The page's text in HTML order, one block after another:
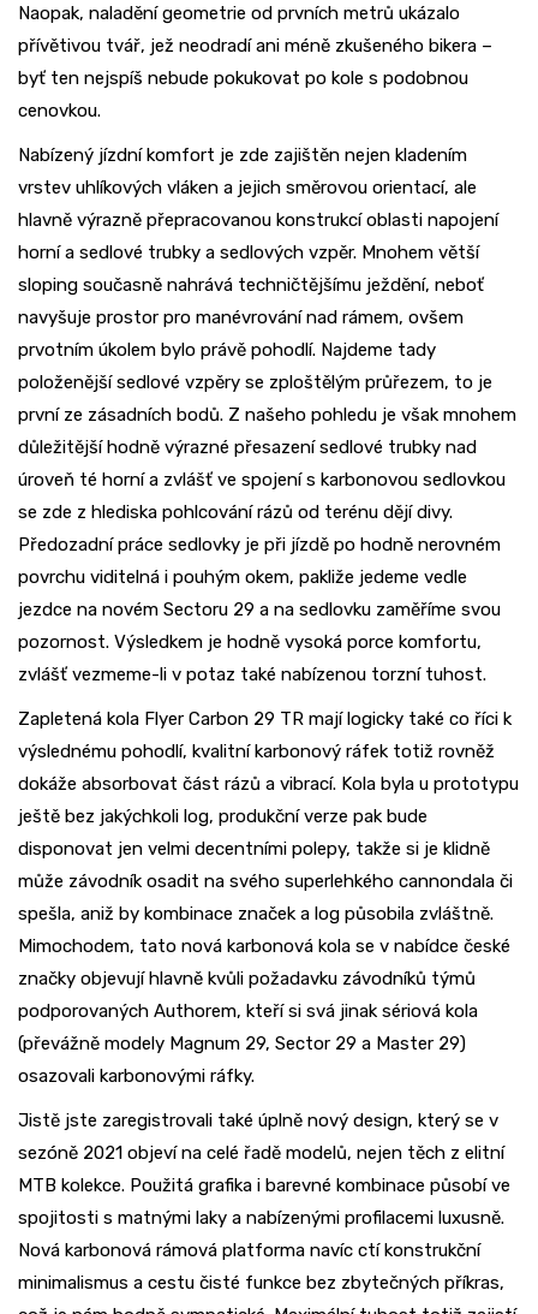
Naopak, naladění geometrie od prvních metrů ukázalo
přívětivou tvář, jež neodradí ani méně zkušeného bikera –
byť ten nejspíš nebude pokukovat po kole s podobnou
cenovkou.
Nabízený jízdní komfort je zde zajištěn nejen kladením
vrstev uhlíkových vláken a jejich směrovou orientací, ale
hlavně výrazně přepracovanou konstrukcí oblasti napojení
horní a sedlové trubky a sedlových vzpěr. Mnohem větší
sloping současně nahrává techničtějšímu ježdění, neboť
navyšuje prostor pro manévrování nad rámem, ovšem
prvotním úkolem bylo právě pohodlí. Najdeme tady
položenější sedlové vzpěry se zploštělým průřezem, to je
první ze zásadních bodů. Z našeho pohledu je však mnohem
důležitější hodně výrazné přesazení sedlové trubky nad
úroveň té horní a zvlášť ve spojení s karbonovou sedlovkou
se zde z hlediska pohlcování rázů od terénu dějí divy.
Předozadní práce sedlovky je při jízdě po hodně nerovném
povrchu viditelná i pouhým okem, pakliže jedeme vedle
jezdce na novém Sectoru 29 a na sedlovku zaměříme svou
pozornost. Výsledkem je hodně vysoká porce komfortu,
zvlášť vezmeme-li v potaz také nabízenou torzní tuhost.
Zapletená kola Flyer Carbon 29 TR mají logicky také co říci k
výslednému pohodlí, kvalitní karbonový ráfek totiž rovněž
dokáže absorbovat část rázů a vibrací. Kola byla u prototypu
ještě bez jakýchkoli log, produkční verze pak bude
disponovat jen velmi decentními polepy, takže si je klidně
může závodník osadit na svého superlehkého cannondala či
spešla, aniž by kombinace značek a log působila zvláštně.
Mimochodem, tato nová karbonová kola se v nabídce české
značky objevují hlavně kvůli požadavku závodníků týmů
podporovaných Authorem, kteří si svá jinak sériová kola
(převážně modely Magnum 29, Sector 29 a Master 29)
osazovali karbonovými ráfky.
Jistě jste zaregistrovali také úplně nový design, který se v
sezóně 2021 objeví na celé řadě modelů, nejen těch z elitní
MTB kolekce. Použitá grafika i barevné kombinace působí ve
spojitosti s matnými laky a nabízenými profilacemi luxusně.
Nová karbonová rámová platforma navíc ctí konstrukční
minimalismus a cestu čisté funkce bez zbytečných příkras,